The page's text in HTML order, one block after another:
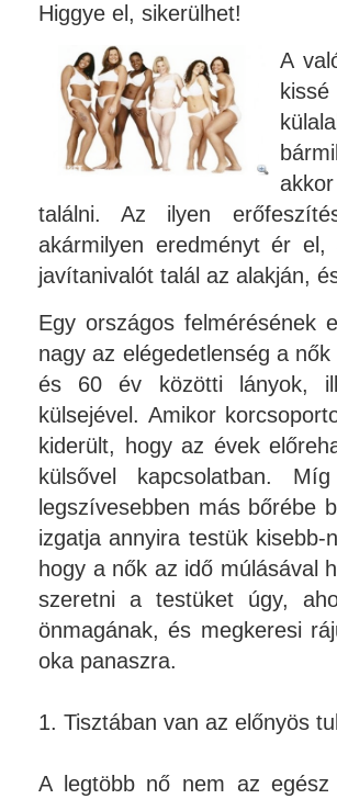
Higgye el, sikerülhet!
A
találni. Az ilyen
akármilyen eredményt ér
javítanivalót talál az alakján,
Egy országos felmérésének
nagy az elégedetlenség a
és 60 év közötti lányok,
külsejével. Amikor
kiderült, hogy az évek
külsővel kapcsolatban.
legszívesebben más bőrébe
izgatja annyira testük
hogy a nők az idő múlásával
szeretni a testüket úgy,
önmagának, és megkeresi
oka panaszra.
1. Tisztában van az előnyös
A legtöbb nő nem az egész